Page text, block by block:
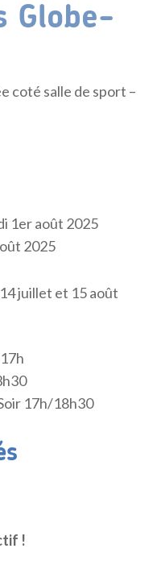
Globe-
coté salle de sport –
1er août 2025
2025
juillet et 15 août
17h/18h30
!